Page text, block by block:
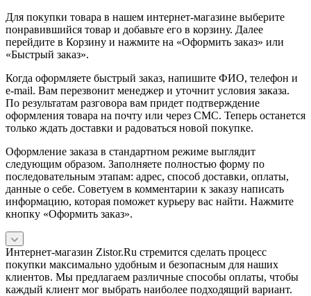
Для покупки товара в нашем интернет-магазине выберите
понравившийся товар и добавьте его в корзину. Далее
перейдите в Корзину и нажмите на «Оформить заказ» или
«Быстрый заказ».
Когда оформляете быстрый заказ, напишите ФИО, телефон и
e-mail. Вам перезвонит менеджер и уточнит условия заказа.
По результатам разговора вам придет подтверждение
оформления товара на почту или через СМС. Теперь останется
только ждать доставки и радоваться новой покупке.
Оформление заказа в стандартном режиме выглядит
следующим образом. Заполняете полностью форму по
последовательным этапам: адрес, способ доставки, оплаты,
данные о себе. Советуем в комментарии к заказу написать
информацию, которая поможет курьеру вас найти. Нажмите
кнопку «Оформить заказ».
Интернет-магазин Zistor.Ru стремится сделать процесс
покупки максимально удобным и безопасным для наших
клиентов. Мы предлагаем различные способы оплаты, чтобы
каждый клиент мог выбрать наиболее подходящий вариант.